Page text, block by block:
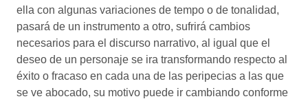
ella con algunas variaciones de tempo o de tonalidad,
pasará de un instrumento a otro, sufrirá cambios
necesarios para el discurso narrativo, al igual que el
deseo de un personaje se ira transformando respecto al
éxito o fracaso en cada una de las peripecias a las que
se ve abocado, su motivo puede ir cambiando conforme